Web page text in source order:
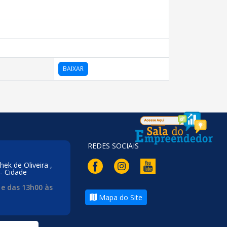
BAIXAR
de Oliveira ,
Cidade
das 13h00 às
REDES SOCIAIS
Mapa do Site